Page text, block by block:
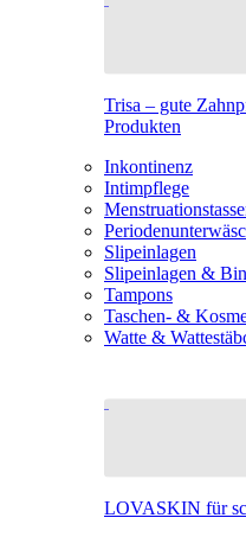
Trisa – gute
Produkten
Inkontinenz
Intimpflege
Slipeinlagen
Slipeinlagen &
Tampons
Taschen- &
Watte &
LOVASKIN für